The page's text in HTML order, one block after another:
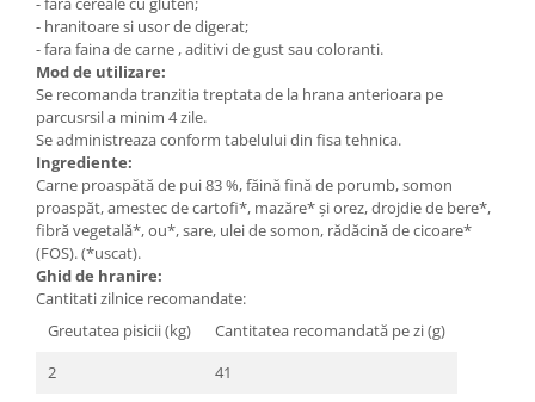
- hranitoare si usor de digerat;
- fara faina de carne , aditivi de gust sau coloranti.
Mod de utilizare:
Se recomanda tranzitia treptata de la hrana anterioara pe
parcusrsil a minim 4 zile.
Se administreaza conform tabelului din fisa tehnica.
Ingrediente:
Carne proaspătă de pui 83 %, făină fină de porumb, somon
proaspăt, amestec de cartofi*, mazăre* și orez, drojdie de bere*,
fibră vegetală*, ou*, sare, ulei de somon, rădăcină de cicoare*
(FOS). (*uscat).
Ghid de hranire:
Cantitati zilnice recomandate:
Greutatea pisicii (kg)
Cantitatea recomandată pe zi (g)
2
41